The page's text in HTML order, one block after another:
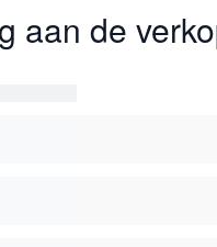
aan de